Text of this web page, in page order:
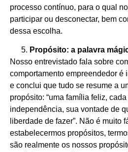
processo contínuo, para o qual
participar ou desconectar, bem
dessa escolha.
Propósito: a palavra
Nosso entrevistado fala sobre
comportamento empreendedor é
e conclui que tudo se resume a
propósito: “uma família feliz,
independência, sua vontade de
liberdade de fazer”. Não é muito
estabelecermos propósitos,
são realmente os nossos